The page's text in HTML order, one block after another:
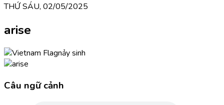
THỨ SÁU, 02/05/2025
arise
nảy sinh
Câu ngữ cảnh